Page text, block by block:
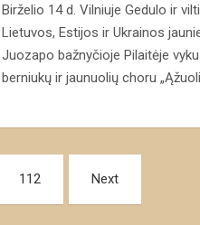
Birželio 14 d. Vilniuje Gedulo ir
Lietuvos, Estijos ir Ukrainos
Juozapo bažnyčioje Pilaitėje
berniukų ir jaunuolių choru
112 Next